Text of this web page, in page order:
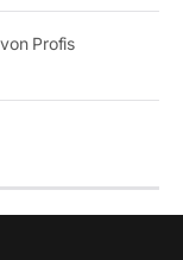
Profis